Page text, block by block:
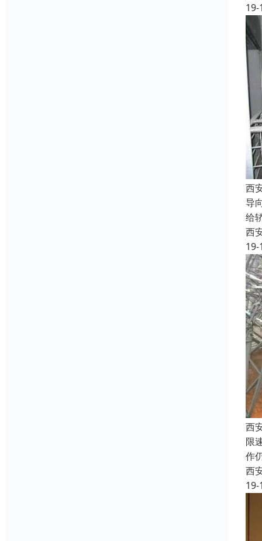
19-
西
导
给
西
19-
西
限
作
西
19-